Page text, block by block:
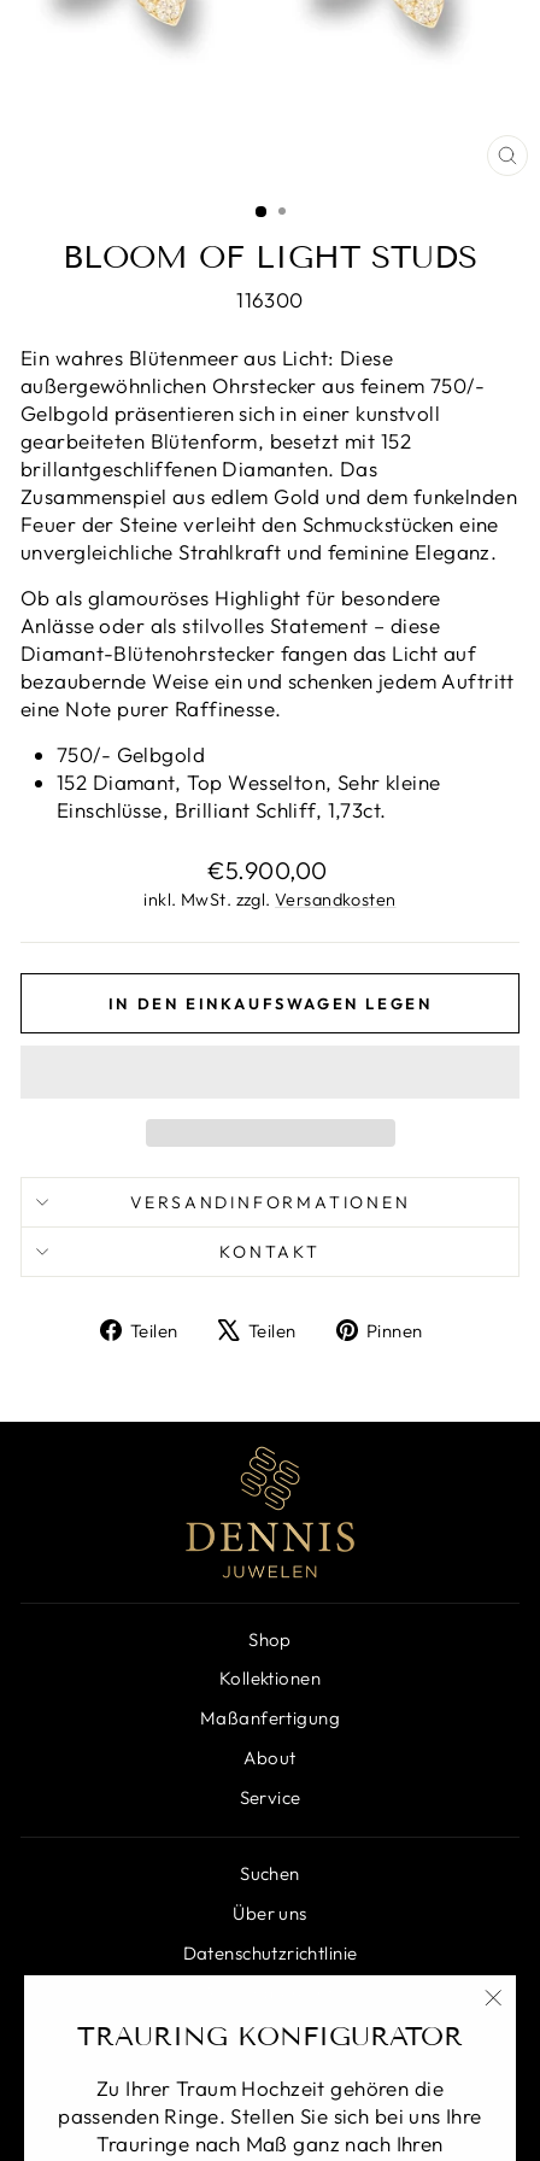
TRAURING KONFIGURATOR
Zu Ihrer Traum Hochzeit gehören die
passenden Ringe. Stellen Sie sich bei uns Ihre
Trauringe nach Maß ganz nach Ihren
BLOOM OF LIGHT STUDS
116300
Ein wahres Blütenmeer aus Licht: Diese
außergewöhnlichen Ohrstecker aus feinem 750/-
Gelbgold präsentieren sich in einer kunstvoll
gearbeiteten Blütenform, besetzt mit 152
brillantgeschliffenen Diamanten. Das
Zusammenspiel aus edlem Gold und dem funkelnden
Feuer der Steine verleiht den Schmuckstücken eine
unvergleichliche Strahlkraft und feminine Eleganz.
Ob als glamouröses Highlight für besondere
Anlässe oder als stilvolles Statement – diese
Diamant-Blütenohrstecker fangen das Licht auf
bezaubernde Weise ein und schenken jedem Auftritt
eine Note purer Raffinesse.
750/- Gelbgold
152 Diamant, Top Wesselton, Sehr kleine
Einschlüsse, Brilliant Schliff, 1,73ct.
Normaler
Preis
€5.900,00
inkl. MwSt. zzgl.Versandkosten
IN DEN EINKAUFSWAGEN LEGEN
VERSANDINFORMATIONEN
KONTAKT
Teilen
Auf
Teilen
Auf
Pinnen
Shop
Kollektionen
Maßanfertigung
About
Service
Suchen
Über uns
Datenschutzrichtlinie
Versandbedingungen
Vertrag widerrufen